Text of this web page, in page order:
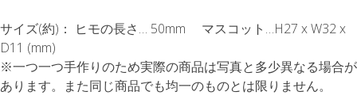
サイズ(約)： ヒモの長さ… 50mm マスコット…H27 x W32 x
D11 (mm)
※一つ一つ手作りのため実際の商品は写真と多少異なる場合が
あります。また同じ商品でも均一のものとは限りません。